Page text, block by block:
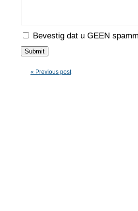
Bevestig dat u GEEN
« Previous post